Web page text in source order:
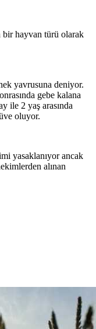
bir hayvan türü olarak
yavrusuna deniyor.
gebe kalana
ile 2 yaş arasında
oluyor.
yasaklanıyor ancak
alınan